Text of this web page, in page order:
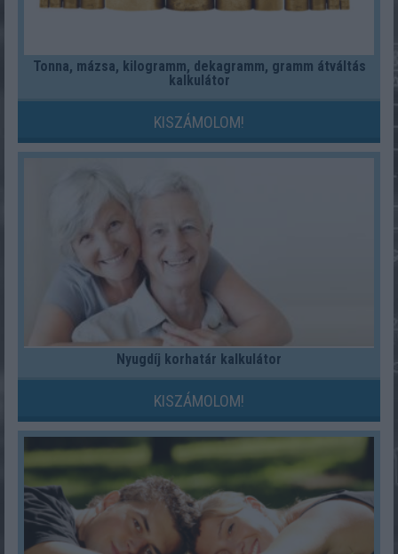
Tonna, mázsa, kilogramm, dekagramm, gramm átváltás
kalkulátor
KISZÁMOLOM!
Nyugdíj korhatár kalkulátor
KISZÁMOLOM!